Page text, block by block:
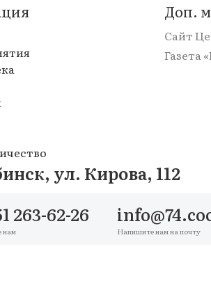
Доп.
Сайт
Газета
ул. Кирова, 112
263-62-26
нам Напишите нам на почту